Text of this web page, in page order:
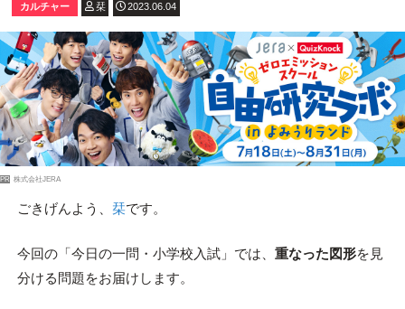
カルチャー 栞 2023.06.04
PR 株式会社JERA
ごきげんよう、 栞です。
今回の「今日の一問・小学校入試」では、 重なった図形を見
分ける問題をお届けします。